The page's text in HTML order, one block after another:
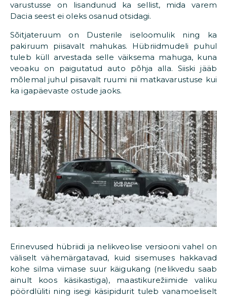
varustusse on lisandunud ka sellist, mida varem
Dacia seest ei oleks osanud otsidagi.
Sõitjateruum on Dusterile iseloomulik ning ka
pakiruum piisavalt mahukas. Hübriidmudeli puhul
tuleb küll arvestada selle väiksema mahuga, kuna
veoaku on paigutatud auto põhja alla. Siiski jääb
mõlemal juhul piisavalt ruumi nii matkavarustuse kui
ka igapäevaste ostude jaoks.
Erinevused hübriidi ja nelikveolise versiooni vahel on
väliselt vähemärgatavad, kuid sisemuses hakkavad
kohe silma viimase suur käigukang (nelikvedu saab
ainult koos käsikastiga), maastikurežiimide valiku
pöördlüliti ning isegi käsipidurit tuleb vanamoeliselt